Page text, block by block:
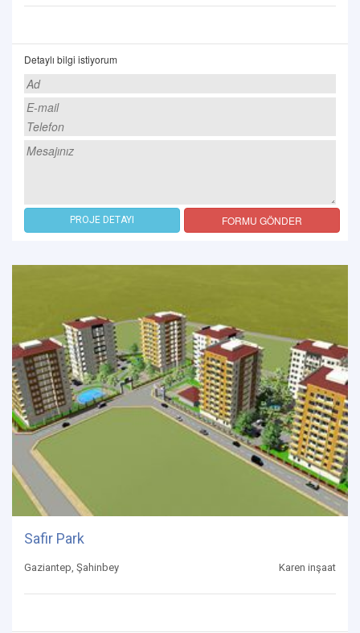
Detaylı bilgi istiyorum
PROJE DETAYI FORMU GÖNDER
Safir Park
Gaziantep, Şahinbey Karen inşaat